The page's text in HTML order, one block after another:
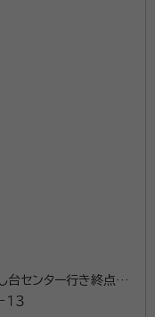
（現東京ビジネス外語
海大学 非常勤講師 平成
ちされた丁寧で的
や相続全般の手
士として実績を重
、行政書士の懸賞
応しているため、
ー・認定上級IPOプロ
ショナルCFO
台センター行き終点や
３